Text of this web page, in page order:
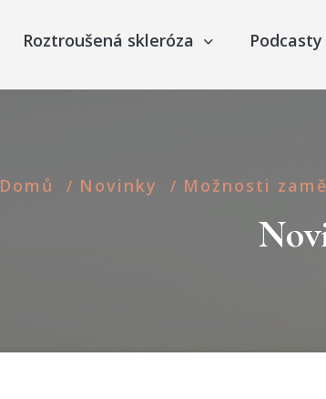
Roztroušená skleróza Podcasty
Domů / Novinky / Možnosti